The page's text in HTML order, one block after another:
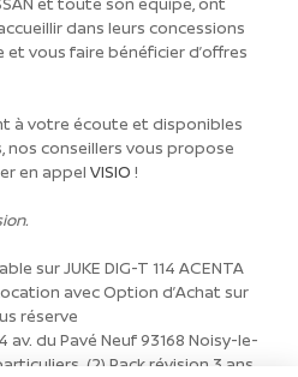
dans leurs concessions
et vous faire bénéficier d’offres
à votre écoute et disponibles
conseillers vous propose
en appel VISIO !
sur JUKE DIG-T 114 ACENTA
avec Option d’Achat sur
réserve
av. du Pavé Neuf 93168 Noisy-le-
(2) Pack révision 3 ans